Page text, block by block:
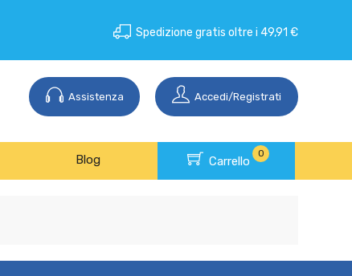
Spedizione gratis oltre i 49,91 €
Assistenza Accedi/Registrati
Blog Carrello
0